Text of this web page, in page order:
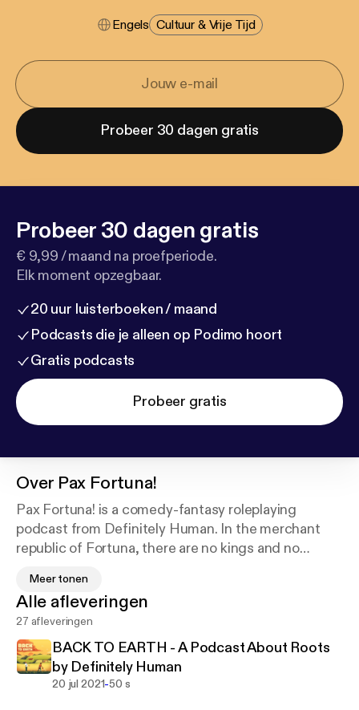
Engels Cultuur & Vrije Tijd
Probeer 30 dagen gratis
Probeer 30 dagen gratis
€ 9,99 / maand na proefperiode.
Elk moment opzegbaar.
20 uur luisterboeken / maand
Podcasts die je alleen op Podimo hoort
Gratis podcasts
Probeer gratis
Over Pax Fortuna!
Pax Fortuna! is a comedy-fantasy roleplaying
podcast from Definitely Human. In the merchant
republic of Fortuna, there are no kings and no
heroes must beat, bluff and blunder their way
through an array of sticky situations and shady
characters. Each adventure is a high-octane romp
across weekly half-hour episodes, and features a
cast of Definitely Human regulars.Pax Fortuna! is a
Definitely Human production. Visit
Meer tonen
Alle afleveringen
27 afleveringen
BACK TO EARTH - A Podcast About Roots
by Definitely Human
20 jul 2021-50 s